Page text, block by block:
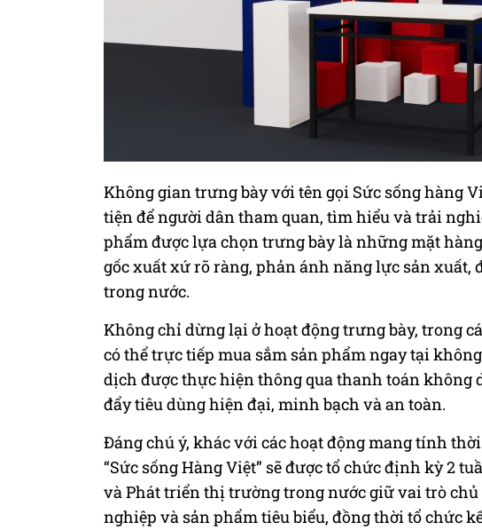
Không gian trưng bày với tên gọi Sức sống hàng
tiện để người dân tham quan, tìm hiểu và trải
phẩm được lựa chọn trưng bày là những mặt
gốc xuất xứ rõ ràng, phản ánh năng lực sản xuất,
trong nước.
Không chỉ dừng lại ở hoạt động trưng bày, trong
có thể trực tiếp mua sắm sản phẩm ngay tại
dịch được thực hiện thông qua thanh toán không
đẩy tiêu dùng hiện đại, minh bạch và an toàn.
Đáng chú ý, khác với các hoạt động mang tính
“Sức sống Hàng Việt” sẽ được tổ chức định kỳ 2
và Phát triển thị trường trong nước giữ vai trò
nghiệp và sản phẩm tiêu biểu, đồng thời tổ chức